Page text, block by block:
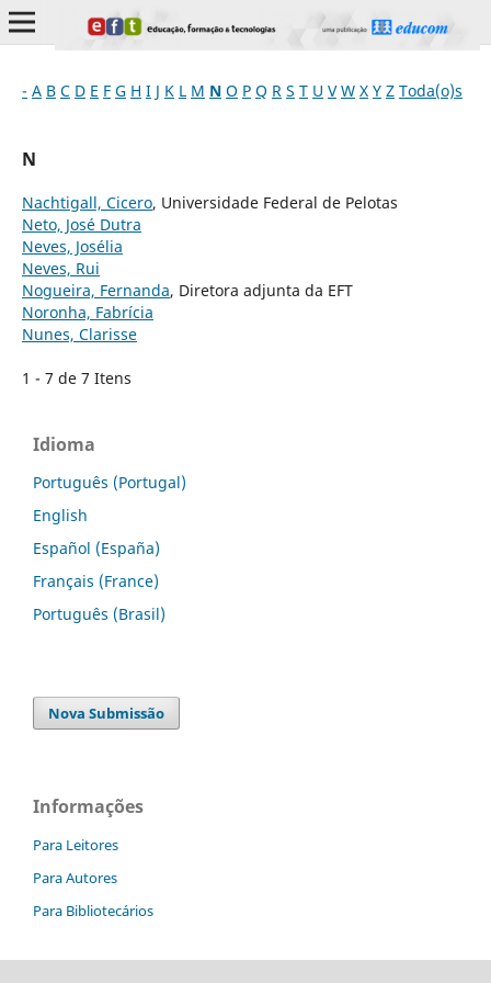
- A B C D E F G H I J K L M N O P Q R S T U V W X Y Z Toda(o)s
N
Nachtigall, Cicero, Universidade Federal de Pelotas
Neto, José Dutra
Neves, Josélia
Neves, Rui
Nogueira, Fernanda, Diretora adjunta da EFT
Noronha, Fabrícia
Nunes, Clarisse
1 - 7 de 7 Itens
Idioma
Português (Portugal)
English
Español (España)
Français (France)
Português (Brasil)
Nova Submissão
Informações
Para Leitores
Para Autores
Para Bibliotecários